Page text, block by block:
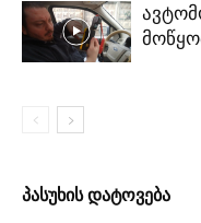
პასუხის დატოვება